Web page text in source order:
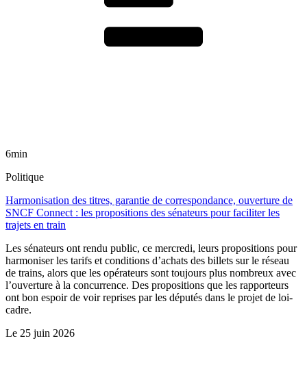
6min
Politique
Harmonisation des titres, garantie de correspondance, ouverture de
SNCF Connect : les propositions des sénateurs pour faciliter les
trajets en train
Les sénateurs ont rendu public, ce mercredi, leurs propositions pour
harmoniser les tarifs et conditions d’achats des billets sur le réseau
de trains, alors que les opérateurs sont toujours plus nombreux avec
l’ouverture à la concurrence. Des propositions que les rapporteurs
ont bon espoir de voir reprises par les députés dans le projet de loi-
cadre.
Le 25 juin 2026